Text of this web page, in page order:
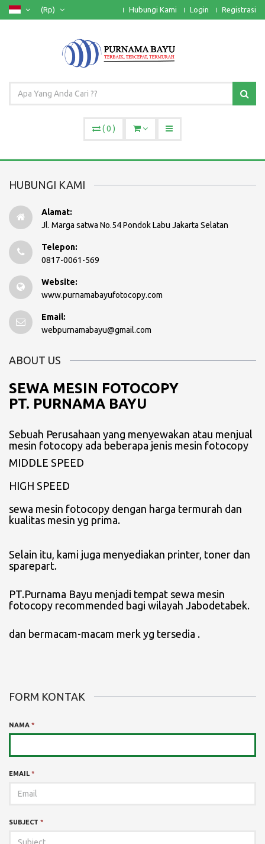
(Rp) Hubungi Kami Login Registrasi
(0 )
HUBUNGI KAMI
Alamat:
Jl. Marga satwa No.54 Pondok Labu Jakarta Selatan
Telepon:
0817-0061-569
Website:
www.purnamabayufotocopy.com
Email:
webpurnamabayu@gmail.com
ABOUT US
SEWA MESIN FOTOCOPY
PT. PURNAMA BAYU
Sebuah Perusahaan yang menyewakan atau menjual
mesin fotocopy ada beberapa jenis mesin fotocopy
MIDDLE SPEED
HIGH SPEED
sewa mesin fotocopy dengan harga termurah dan
kualitas mesin yg prima.
Selain itu, kami juga menyediakan printer, toner dan
sparepart.
PT.Purnama Bayu menjadi tempat sewa mesin
fotocopy recommended bagi wilayah Jabodetabek.
dan bermacam-macam merk yg tersedia .
FORM KONTAK
NAMA *
EMAIL *
SUBJECT *